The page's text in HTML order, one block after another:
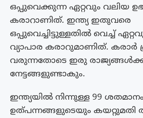
ഒപ്പുവെക്കുന്ന ഏറ്റവും വലിയ
കരാറാണിത്. ഇന്ത്യ ഇതുവരെ
ഒപ്പുവെച്ചിട്ടുള്ളതിൽ വെച്ച്
വ്യാപാര കരാറുമാണിത്. കരാർ
വരുന്നതോടെ ഇരു
നേട്ടങ്ങളുണ്ടാകും.
ഇന്ത്യയിൽ നിന്നുള്ള 99 ശതമാനം
ഉത്പന്നങ്ങളുടെയും കയറ്റുമതി